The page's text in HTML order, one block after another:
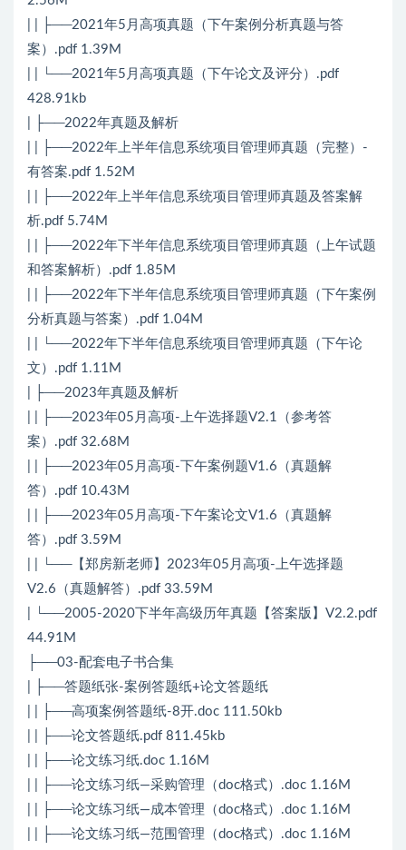
| | ├──2021年5月高项真题（下午案例分析真题与答
案）.pdf 1.39M
| | └──2021年5月高项真题（下午论文及评分）.pdf
428.91kb
| ├──2022年真题及解析
| | ├──2022年上半年信息系统项目管理师真题（完整）-
有答案.pdf 1.52M
| | ├──2022年上半年信息系统项目管理师真题及答案解
析.pdf 5.74M
| | ├──2022年下半年信息系统项目管理师真题（上午试题
和答案解析）.pdf 1.85M
| | ├──2022年下半年信息系统项目管理师真题（下午案例
分析真题与答案）.pdf 1.04M
| | └──2022年下半年信息系统项目管理师真题（下午论
文）.pdf 1.11M
| ├──2023年真题及解析
| | ├──2023年05月高项-上午选择题V2.1（参考答
案）.pdf 32.68M
| | ├──2023年05月高项-下午案例题V1.6（真题解
答）.pdf 10.43M
| | ├──2023年05月高项-下午案论文V1.6（真题解
答）.pdf 3.59M
| | └──【郑房新老师】2023年05月高项-上午选择题
V2.6（真题解答）.pdf 33.59M
| └──2005-2020下半年高级历年真题【答案版】V2.2.pdf
44.91M
├──03-配套电子书合集
| ├──答题纸张-案例答题纸+论文答题纸
| | ├──高项案例答题纸-8开.doc 111.50kb
| | ├──论文答题纸.pdf 811.45kb
| | ├──论文练习纸.doc 1.16M
| | ├──论文练习纸—采购管理（doc格式）.doc 1.16M
| | ├──论文练习纸—成本管理（doc格式）.doc 1.16M
| | ├──论文练习纸—范围管理（doc格式）.doc 1.16M